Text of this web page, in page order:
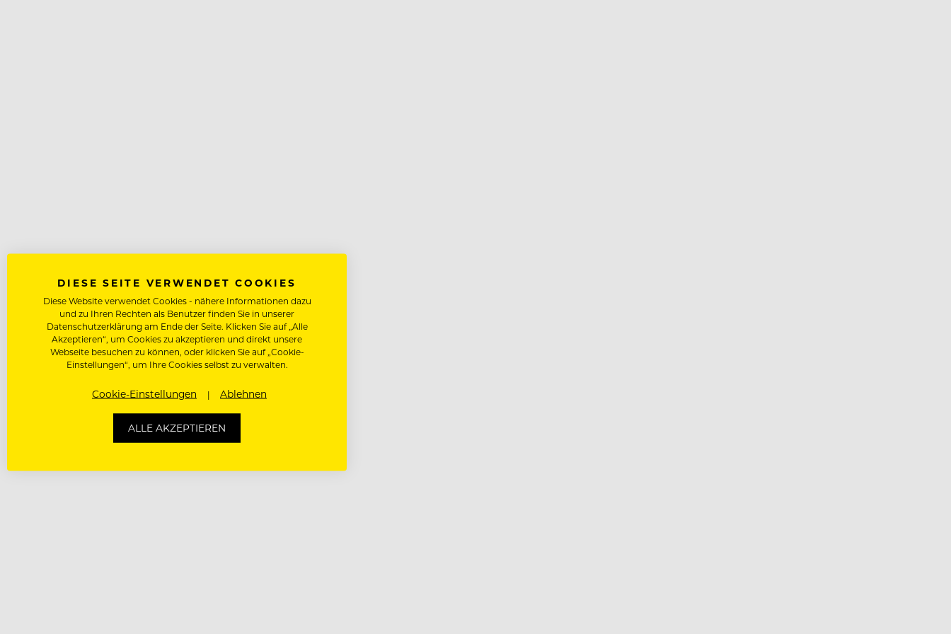
DIESE SEITE VERWENDET COOKIES
Diese Website verwendet Cookies - nähere Informationen dazu
und zu Ihren Rechten als Benutzer finden Sie in unserer
Datenschutzerklärung am Ende der Seite. Klicken Sie auf „Alle
Akzeptieren“, um Cookies zu akzeptieren und direkt unsere
Webseite besuchen zu können, oder klicken Sie auf „Cookie-
Einstellungen“, um Ihre Cookies selbst zu verwalten.
Cookie-Einstellungen Ablehnen
ALLE AKZEPTIEREN